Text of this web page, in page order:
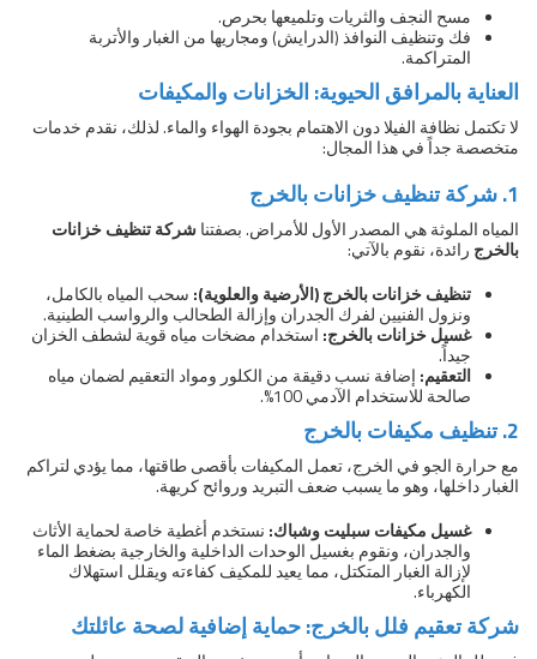
مسح النجف والثريات وتلميعها بحرص.
فك وتنظيف النوافذ (الدرايش) ومجاريها من الغبار والأتربة
المتراكمة.
العناية بالمرافق الحيوية: الخزانات والمكيفات
لا تكتمل نظافة الفيلا دون الاهتمام بجودة الهواء والماء. لذلك، نقدم خدمات
متخصصة جداً في هذا المجال:
1. شركة تنظيف خزانات بالخرج
المياه الملوثة هي المصدر الأول للأمراض. بصفتناشركة تنظيف خزانات
بالخرج رائدة، نقوم بالآتي:
تنظيف خزانات بالخرج (الأرضية والعلوية): سحب المياه بالكامل،
ونزول الفنيين لفرك الجدران وإزالة الطحالب والرواسب الطينية.
غسيل خزانات بالخرج: استخدام مضخات مياه قوية لشطف الخزان
جيداً.
التعقيم: إضافة نسب دقيقة من الكلور ومواد التعقيم لضمان مياه
صالحة للاستخدام الآدمي 100%.
2. تنظيف مكيفات بالخرج
مع حرارة الجو في الخرج، تعمل المكيفات بأقصى طاقتها، مما يؤدي لتراكم
الغبار داخلها، وهو ما يسبب ضعف التبريد وروائح كريهة.
غسيل مكيفات سبليت وشباك: نستخدم أغطية خاصة لحماية الأثاث
والجدران، ونقوم بغسيل الوحدات الداخلية والخارجية بضغط الماء
لإزالة الغبار المتكتل، مما يعيد للمكيف كفاءته ويقلل استهلاك
الكهرباء.
شركة تعقيم فلل بالخرج: حماية إضافية لصحة عائلتك